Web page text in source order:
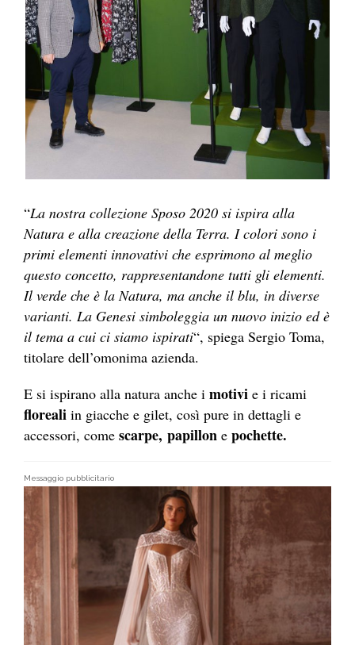
“La nostra collezione Sposo 2020 si ispira alla
Natura e alla creazione della Terra. I colori sono i
primi elementi innovativi che esprimono al meglio
questo concetto, rappresentandone tutti gli elementi.
Il verde che è la Natura, ma anche il blu, in diverse
varianti. La Genesi simboleggia un nuovo inizio ed è
il tema a cui ci siamo ispirati“, spiega Sergio Toma,
titolare dell’omonima azienda.
E si ispirano alla natura anche i motivi e i ricami
floreali in giacche e gilet, così pure in dettagli e
accessori, come scarpe, papillon e pochette.
Messaggio pubblicitario